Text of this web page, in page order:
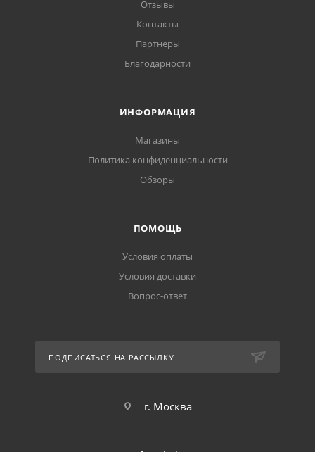
Отзывы
Контакты
Партнеры
Благодарности
ИНФОРМАЦИЯ
Магазины
Политика конфиденциальности
Обзоры
ПОМОЩЬ
Условия оплаты
Условия доставки
Вопрос-ответ
ПОДПИСАТЬСЯ НА РАССЫЛКУ
г. Москва